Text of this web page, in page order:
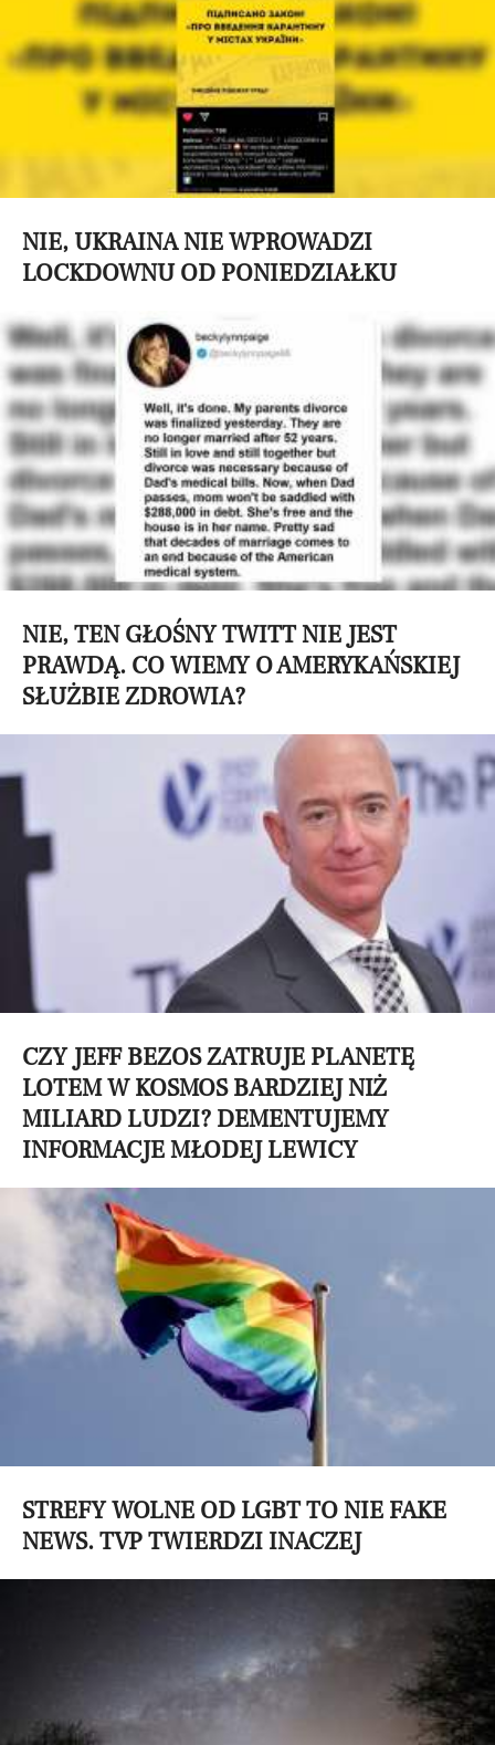
NIE, UKRAINA NIE WPROWADZI
LOCKDOWNU OD PONIEDZIAŁKU
NIE, TEN GŁOŚNY TWITT NIE JEST
PRAWDĄ. CO WIEMY O AMERYKAŃSKIEJ
SŁUŻBIE ZDROWIA?
CZY JEFF BEZOS ZATRUJE PLANETĘ
LOTEM W KOSMOS BARDZIEJ NIŻ
MILIARD LUDZI? DEMENTUJEMY
INFORMACJE MŁODEJ LEWICY
STREFY WOLNE OD LGBT TO NIE FAKE
NEWS. TVP TWIERDZI INACZEJ